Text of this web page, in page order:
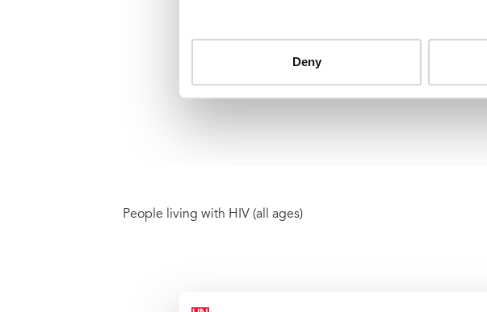
People living with HIV (all ages)